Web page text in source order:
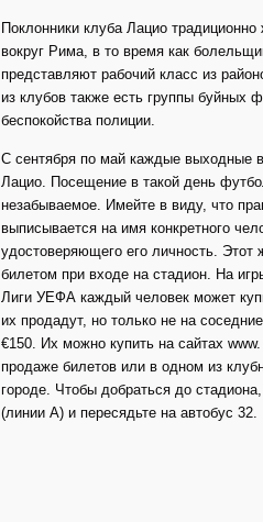
Поклонники клуба Лацио
вокруг Рима, в то время как
представляют рабочий класс из
из клубов также есть группы буйных
беспокойства полиции.
С сентября по май каждые выходные
Лацио. Посещение в такой день
незабываемое. Имейте в виду, что
выписывается на имя конкретного
удостоверяющего его личность.
билетом при входе на стадион. На
Лиги УЕФА каждый человек может
их продадут, но только не на
€150. Их можно купить на сайтах
продаже билетов или в одном из
городе. Чтобы добраться до
(линии А) и пересядьте на автобус 32.